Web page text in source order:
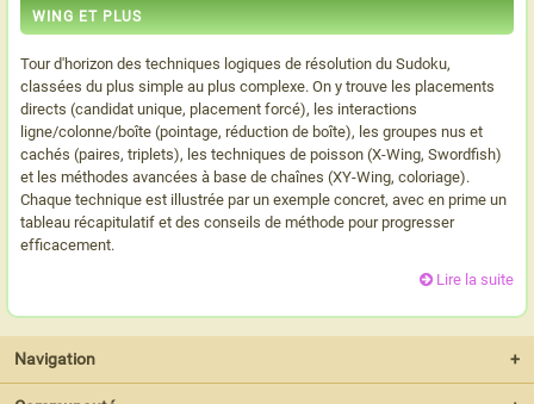
WING ET PLUS
Tour d'horizon des techniques logiques de résolution du Sudoku,
classées du plus simple au plus complexe. On y trouve les placements
directs (candidat unique, placement forcé), les interactions
ligne/colonne/boîte (pointage, réduction de boîte), les groupes nus et
cachés (paires, triplets), les techniques de poisson (X-Wing, Swordfish)
et les méthodes avancées à base de chaînes (XY-Wing, coloriage).
Chaque technique est illustrée par un exemple concret, avec en prime un
tableau récapitulatif et des conseils de méthode pour progresser
efficacement.
Lire la suite
Navigation +